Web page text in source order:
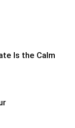
Is the Calm